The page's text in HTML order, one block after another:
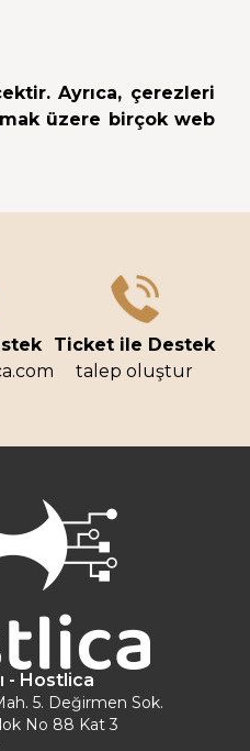
Ayrıca, çerezleri
üzere birçok web
Ticket ile Destek
talep oluştur
- Hostlica
5. Değirmen Sok.
No 88 Kat 3